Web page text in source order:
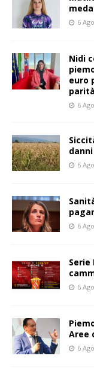
6
Nidi
euro
6
6
6
Serie
6
Aree
6